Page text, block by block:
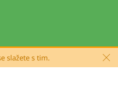
slažete s tim.